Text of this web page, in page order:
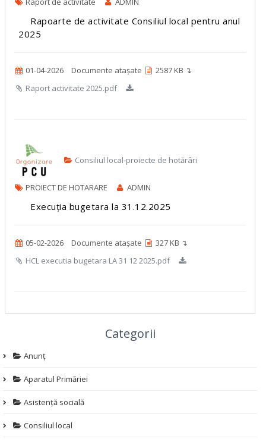
Rapoarte de activitate Consiliul local pentru anul
2025
01-04-2026 Documente atașate
2587 KB ↴
Raport activitate 2025.pdf
Consiliul local-proiecte de hotărâri
PROIECT DE HOTARARE ADMIN
Execuția bugetara la 31.12.2025
05-02-2026 Documente atașate
327 KB ↴
HCL executia bugetara LA 31 12 2025.pdf
Categorii
Anunț
Aparatul Primăriei
Asistență socială
Consiliul local